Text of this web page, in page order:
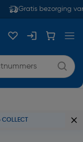
Gratis bezorging